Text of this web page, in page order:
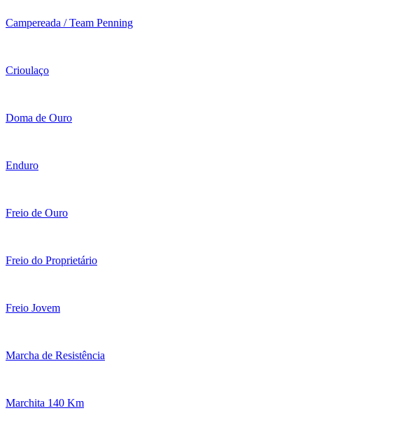
Campereada / Team Penning
Crioulaço
Doma de Ouro
Enduro
Freio de Ouro
Freio do Proprietário
Freio Jovem
Marcha de Resistência
Marchita 140 Km